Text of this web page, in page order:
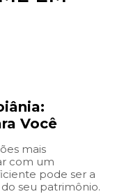
:
Você
mais
com um
pode ser a
seu patrimônio.